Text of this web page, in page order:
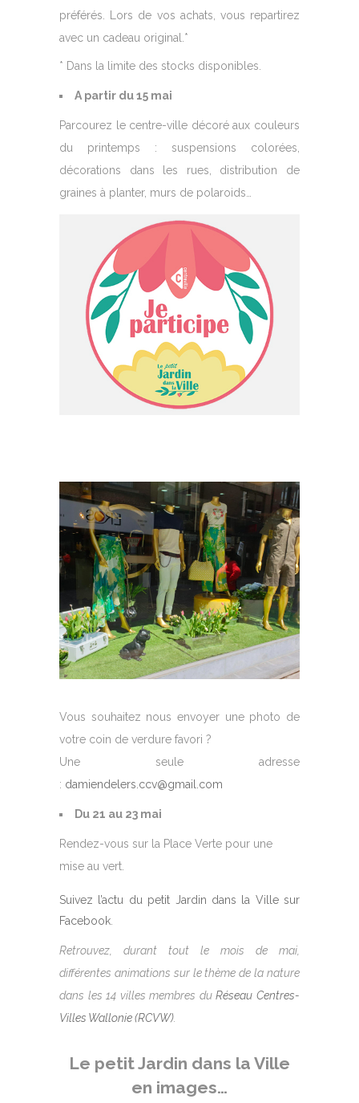
préférés. Lors de vos achats, vous repartirez
avec un cadeau original.*
* Dans la limite des stocks disponibles.
A partir du 15 mai
Parcourez le centre-ville décoré aux couleurs
du printemps : suspensions colorées,
décorations dans les rues, distribution de
graines à planter, murs de polaroids…
Vous souhaitez nous envoyer une photo de
votre coin de verdure favori ?
Une seule adresse
: damiendelers.ccv@gmail.com
Du 21 au 23 mai
Rendez-vous sur la Place Verte pour une
mise au vert.
Suivez l’actu du petit Jardin dans la Ville sur
Facebook.
Retrouvez, durant tout le mois de mai,
différentes animations sur le thème de la nature
dans les 14 villes membres duRéseau Centres-
Villes Wallonie (RCVW).
Le petit Jardin dans la Ville
en images…